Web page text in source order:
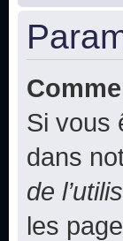
Si vous
dans
de
les